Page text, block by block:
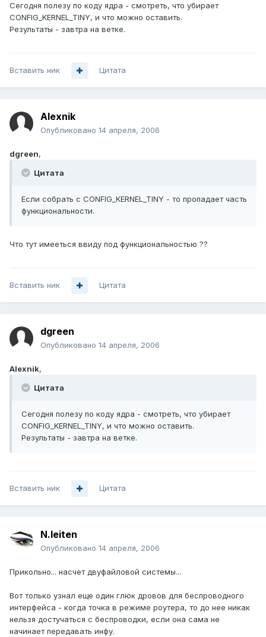
Сегодня полезу по коду ядра - смотреть, что убирает
CONFIG_KERNEL_TINY, и что можно оставить.
Результаты - завтра на ветке.
Вставить ник Цитата
Alexnik
Опубликовано 14 апреля, 2006
dgreen,
Цитата
Если собрать с CONFIG_KERNEL_TINY - то пропадает часть
функциональности.
Что тут имееться ввиду под функциональностью ??
Вставить ник Цитата
dgreen
Опубликовано 14 апреля, 2006
Alexnik,
Цитата
Сегодня полезу по коду ядра - смотреть, что убирает
CONFIG_KERNEL_TINY, и что можно оставить.
Результаты - завтра на ветке.
Вставить ник Цитата
N.leiten
Опубликовано 14 апреля, 2006
Прикольно... насчет двуфайловой системы...
Вот только узнал еще один глюк дровов для беспроводного
интерфейса - когда точка в режиме роутера, то до нее никак
нельзя достучаться с беспроводки, если она сама не
начинает передавать инфу.